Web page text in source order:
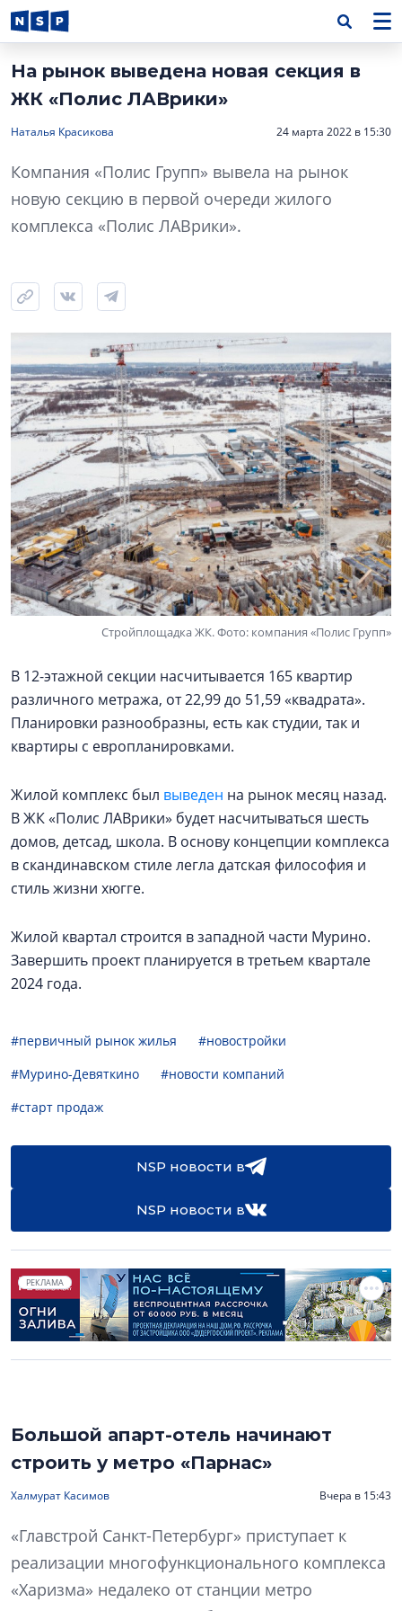
На рынок выведена новая секция в
ЖК «Полис ЛАВрики»
Наталья Красикова 24 марта 2022 в 15:30
Компания «Полис Групп» вывела на рынок
новую секцию в первой очереди жилого
комплекса «Полис ЛАВрики».
Стройплощадка ЖК. Фото: компания «Полис Групп»
В 12-этажной секции насчитывается 165 квартир
различного метража, от 22,99 до 51,59 «квадрата».
Планировки разнообразны, есть как студии, так и
квартиры с европланировками.
Жилой комплекс был выведен на рынок месяц назад.
В ЖК «Полис ЛАВрики» будет насчитываться шесть
домов, детсад, школа. В основу концепции комплекса
в скандинавском стиле легла датская философия и
стиль жизни хюгге.
Жилой квартал строится в западной части Мурино.
Завершить проект планируется в третьем квартале
2024 года.
#первичный рынок жилья
#новостройки
#Мурино-Девяткино
#новости компаний
#старт продаж
NSP новости в
NSP новости в
РЕКЛАМА
Большой апарт-отель начинают
строить у метро «Парнас»
Халмурат Касимов Вчера в 15:43
«Главстрой Санкт-Петербург» приступает к
реализации многофункционального комплекса
«Харизма» недалеко от станции метро